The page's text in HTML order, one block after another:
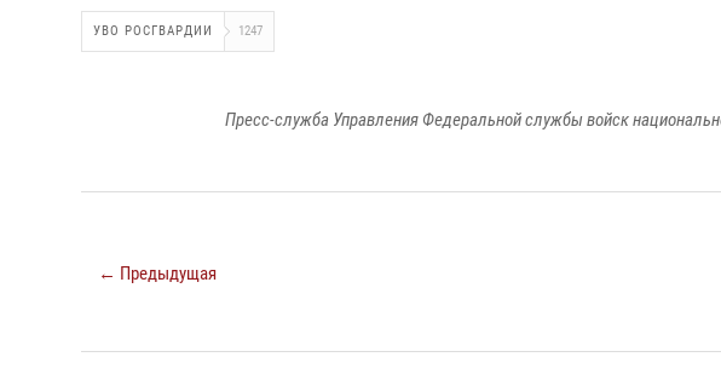
УВО РОСГВАРДИИ 1247
Пресс-служба Управления Федеральной службы войск
← Предыдущая